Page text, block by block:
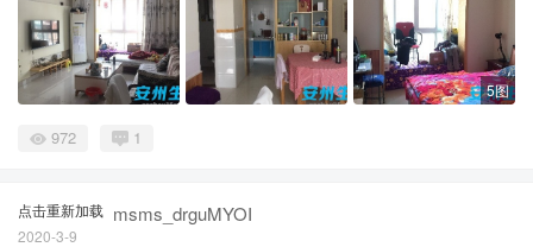
5图
972 1
点击重新加载 msms_drguMYOI
2020-3-9